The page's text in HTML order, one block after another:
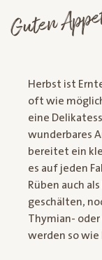
Guten
Herbst ist
oft wie
eine
wunderbares
bereitet ein
es auf jeden
Rüben auch
geschälten,
Thymian-
werden so